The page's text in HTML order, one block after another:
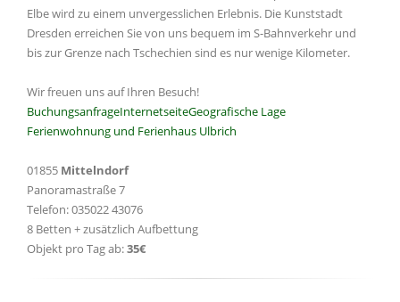
Elbe wird zu einem unvergesslichen Erlebnis. Die Kunststadt
Dresden erreichen Sie von uns bequem im S-Bahnverkehr und
bis zur Grenze nach Tschechien sind es nur wenige Kilometer.
Wir freuen uns auf Ihren Besuch!
BuchungsanfrageInternetseiteGeografische Lage
Ferienwohnung und Ferienhaus Ulbrich
01855 Mittelndorf
Panoramastraße 7
Telefon: 035022 43076
8 Betten + zusätzlich Aufbettung
Objekt pro Tag ab:35€